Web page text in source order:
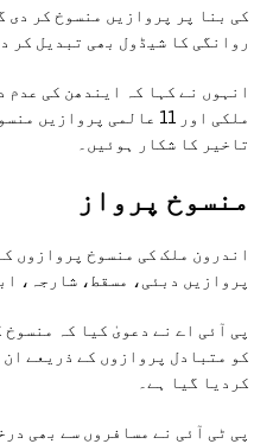
کی بنا پر پروازیں منسوخ کر دی
روانگی کا شیڈول بھی تبدیل کر
تاخیر کا شکار ہوئیں۔
منسوخ پرواز
اندرون ملک کی منسوخ پروازوں
پروازیں دبئی، مسقط، شارجہ،
پی آئی اے نے دعویٰ کیا کہ
کو متبادل پروازوں کے ذریعے ان
کردیا گیا ہے۔
پی ٹی آئی نے مسافروں سے بھی